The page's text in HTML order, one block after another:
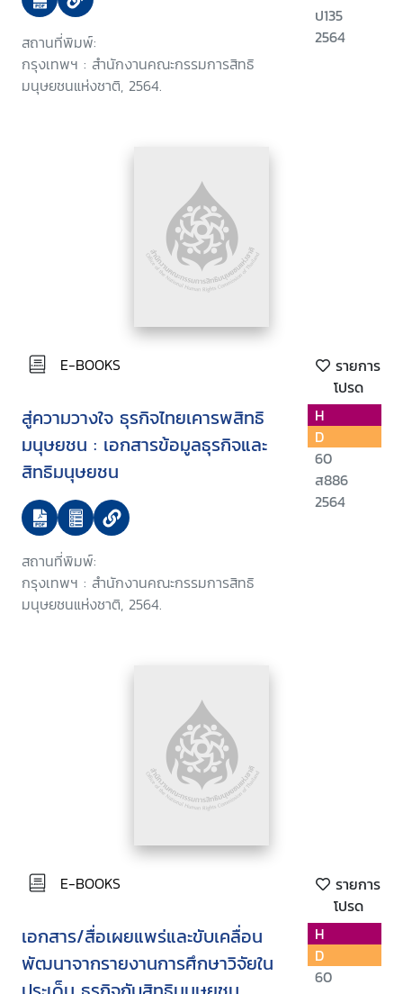
สถานที่พิมพ์:
กรุงเทพฯ : สำนักงานคณะกรรมการสิทธิ
มนุษยชนแห่งชาติ, 2564.
ป135
2564
E-BOOKS
รายการ
โปรด
สู่ความวางใจ ธุรกิจไทยเคารพสิทธิ
มนุษยชน : เอกสารข้อมูลธุรกิจและ
สิทธิมนุษยชน
สถานที่พิมพ์:
กรุงเทพฯ : สำนักงานคณะกรรมการสิทธิ
มนุษยชนแห่งชาติ, 2564.
H
D
60
ส886
2564
E-BOOKS
รายการ
โปรด
เอกสาร/สื่อเผยแพร่และขับเคลื่อน
พัฒนาจากรายงานการศึกษาวิจัยใน
H
D
60